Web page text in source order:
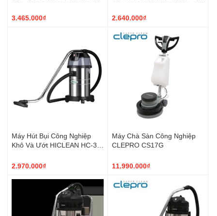
3.465.000₫
2.640.000₫
Máy Hút Bụi Công Nghiệp
Khô Và Ướt HICLEAN HC-30
2.970.000₫
Máy Chà Sàn Công Nghiệp
CLEPRO CS17G
11.990.000₫